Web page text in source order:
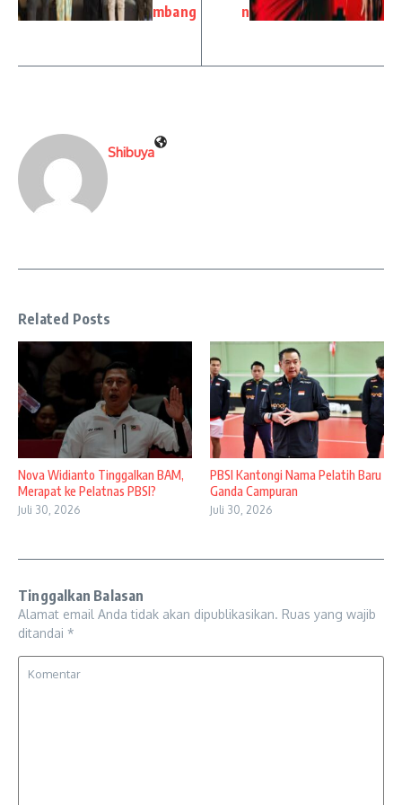
mbang
n
Shibuya
Related Posts
Nova Widianto Tinggalkan BAM,
Merapat ke Pelatnas PBSI?
Juli 30, 2026
PBSI Kantongi Nama Pelatih Baru
Ganda Campuran
Juli 30, 2026
Tinggalkan Balasan
Alamat email Anda tidak akan dipublikasikan. Ruas yang wajib
ditandai *